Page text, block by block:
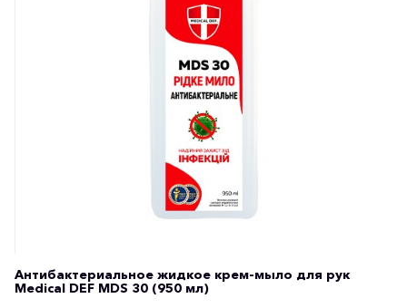
Антибактериальное жидкое крем-мыло для рук
Medical DEF MDS 30 (950 мл)